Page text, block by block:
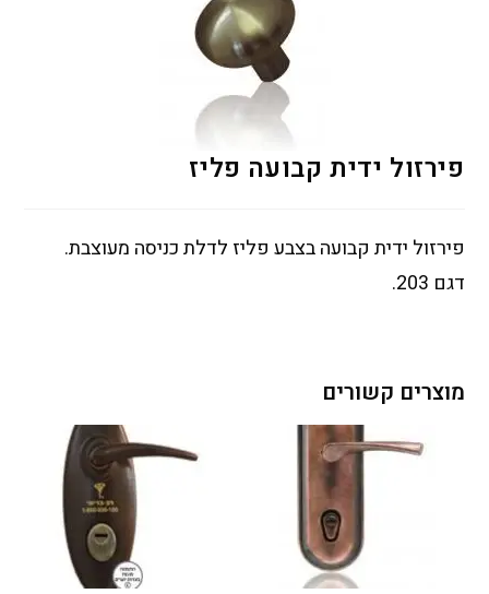
פירזול ידית קבועה פליז
פירזול ידית קבועה בצבע פליז לדלת כניסה מעוצבת.
דגם 203.
מוצרים קשורים